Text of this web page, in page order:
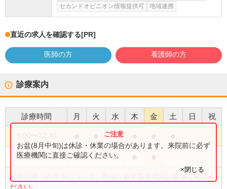
セカンドオピニオン情報提供可
地域連携
直近の求人を確認する[PR]
医師の方 看護師の方
診療案内
診療時間 月 火 水 木 金 土 日 祝
●
15:00〜18:00 ● ● ●
診療時間・内容等について、事前に必ず医療機関に直接ご確認く
ださい。
お盆(8月中旬)は休診・休業の場合があります。来院前に必ず
医療機関に直接ご確認ください。
×閉じる